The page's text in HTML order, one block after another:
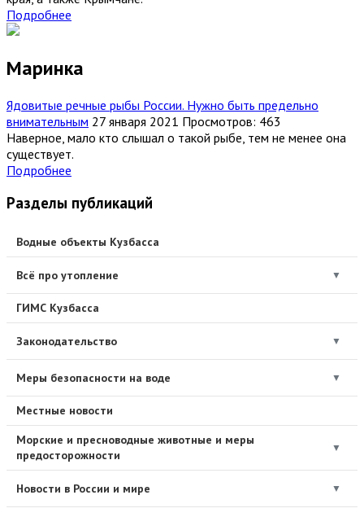
Подробнее
Маринка
Ядовитые речные рыбы России. Нужно быть предельно
внимательным 27 января 2021 Просмотров: 463
Наверное, мало кто слышал о такой рыбе, тем не менее она
существует.
Подробнее
Разделы публикаций
Водные объекты Кузбасса
Всё про утопление ▼
ГИМС Кузбасса
Законодательство ▼
Меры безопасности на воде ▼
Местные новости
Морские и пресноводные животные и меры
предосторожности
▼
Новости в России и мире ▼